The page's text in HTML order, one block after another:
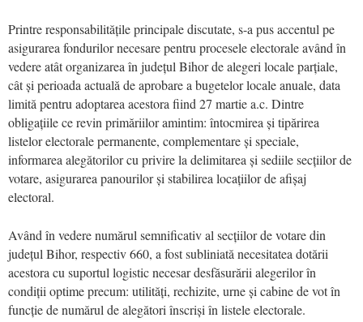
Printre responsabilitățile principale discutate, s-a pus accentul pe
asigurarea fondurilor necesare pentru procesele electorale având în
vedere atât organizarea în județul Bihor de alegeri locale parțiale,
cât și perioada actuală de aprobare a bugetelor locale anuale, data
limită pentru adoptarea acestora fiind 27 martie a.c. Dintre
obligațiile ce revin primăriilor amintim: întocmirea și tipărirea
listelor electorale permanente, complementare și speciale,
informarea alegătorilor cu privire la delimitarea și sediile secțiilor de
votare, asigurarea panourilor și stabilirea locațiilor de afișaj
electoral.
Având în vedere numărul semnificativ al secțiilor de votare din
județul Bihor, respectiv 660, a fost subliniată necesitatea dotării
acestora cu suportul logistic necesar desfăsurării alegerilor în
condiții optime precum: utilități, rechizite, urne și cabine de vot în
funcție de numărul de alegători înscriși în listele electorale.